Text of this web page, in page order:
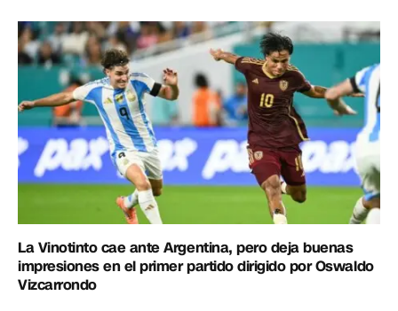
La Vinotinto cae ante Argentina, pero deja buenas
impresiones en el primer partido dirigido por Oswaldo
Vizcarrondo